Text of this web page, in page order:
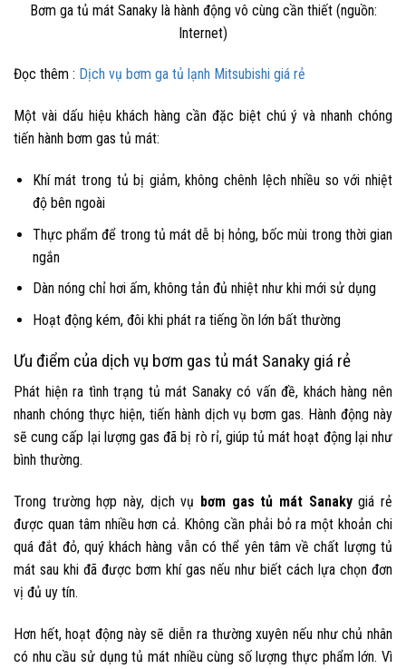
Bơm ga tủ mát Sanaky là hành động vô cùng cần thiết (nguồn:
Internet)
Đọc thêm : Dịch vụ bơm ga tủ lạnh Mitsubishi giá rẻ
Một vài dấu hiệu khách hàng cần đặc biệt chú ý và nhanh chóng
tiến hành bơm gas tủ mát:
Khí mát trong tủ bị giảm, không chênh lệch nhiều so với nhiệt
độ bên ngoài
Thực phẩm để trong tủ mát dễ bị hỏng, bốc mùi trong thời gian
ngắn
Dàn nóng chỉ hơi ấm, không tản đủ nhiệt như khi mới sử dụng
Hoạt động kém, đôi khi phát ra tiếng ồn lớn bất thường
Ưu điểm của dịch vụ bơm gas tủ mát Sanaky giá rẻ
Phát hiện ra tình trạng tủ mát Sanaky có vấn đề, khách hàng nên
nhanh chóng thực hiện, tiến hành dịch vụ bơm gas. Hành động này
sẽ cung cấp lại lượng gas đã bị rò rỉ, giúp tủ mát hoạt động lại như
bình thường.
Trong trường hợp này, dịch vụ bơm gas tủ mát Sanakygiá rẻ
được quan tâm nhiều hơn cả. Không cần phải bỏ ra một khoản chi
quá đắt đỏ, quý khách hàng vẫn có thể yên tâm về chất lượng tủ
mát sau khi đã được bơm khí gas nếu như biết cách lựa chọn đơn
vị đủ uy tín.
Hơn hết, hoạt động này sẽ diễn ra thường xuyên nếu như chủ nhân
có nhu cầu sử dụng tủ mát nhiều cùng số lượng thực phẩm lớn. Vì